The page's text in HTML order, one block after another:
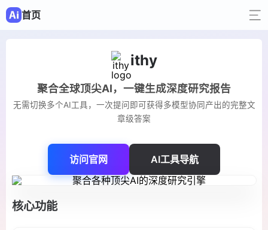
首页
ithy
聚合全球顶尖AI，一键生成深度研究报告
无需切换多个AI工具，一次提问即可获得多模型协同产出的完整文
章级答案
访问官网 AI工具导航
核心功能